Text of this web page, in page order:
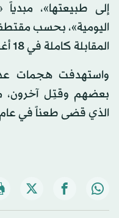
إلى طبيعتها»، مبدياً
اليومية»، بحسب
المقابلة كاملة في 18 أغسطس (آب).
واستهدفت هجمات
بعضهم وقتِل آخرون،
الذي قضى طعناً في عام